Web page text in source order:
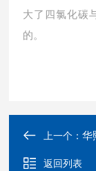
大了四氯化碳
的。
上一个：华
返回列表